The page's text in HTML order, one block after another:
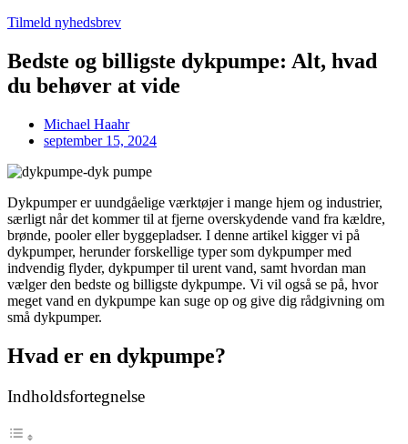
Tilmeld nyhedsbrev
Bedste og billigste dykpumpe: Alt, hvad
du behøver at vide
Michael Haahr
september 15, 2024
Dykpumper er uundgåelige værktøjer i mange hjem og industrier,
særligt når det kommer til at fjerne overskydende vand fra kældre,
brønde, pooler eller byggepladser. I denne artikel kigger vi på
dykpumper, herunder forskellige typer som dykpumper med
indvendig flyder, dykpumper til urent vand, samt hvordan man
vælger den bedste og billigste dykpumpe. Vi vil også se på, hvor
meget vand en dykpumpe kan suge op og give dig rådgivning om
små dykpumper.
Hvad er en dykpumpe?
Indholdsfortegnelse